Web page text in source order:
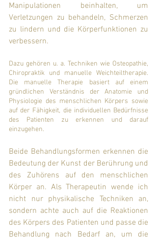
Manipulationen beinhalten, um
Verletzungen zu behandeln, Schmerzen
zu lindern und die Körperfunktionen zu
verbessern.
Dazu gehören u. a. Techniken wie Osteopathie,
Chiropraktik und manuelle Weichteiltherapie.
Die manuelle Therapie basiert auf einem
gründlichen Verständnis der Anatomie und
Physiologie des menschlichen Körpers sowie
auf der Fähigkeit, die individuellen Bedürfnisse
des Patienten zu erkennen und darauf
einzugehen.
Beide Behandlungsformen erkennen die
Bedeutung der Kunst der Berührung und
des Zuhörens auf den menschlichen
Körper an. Als Therapeutin wende ich
nicht nur physikalische Techniken an,
sondern achte auch auf die Reaktionen
des Körpers des Patienten und passe die
Behandlung nach Bedarf an, um die